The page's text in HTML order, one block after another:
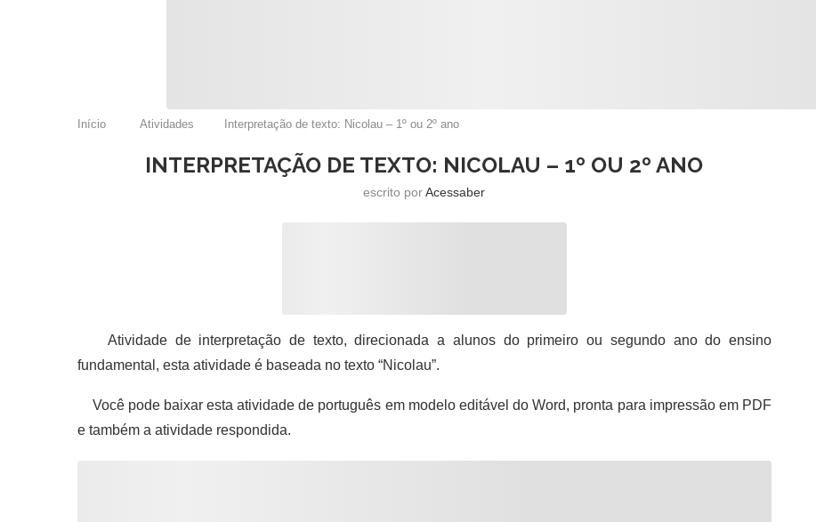
Início Atividades Interpretação de texto: Nicolau – 1º ou 2º ano
INTERPRETAÇÃO DE TEXTO: NICOLAU – 1º OU 2º ANO
escrito porAcessaber
Atividade de interpretação de texto, direcionada a alunos do primeiro ou segundo ano do ensino
fundamental, esta atividade é baseada no texto “Nicolau”.
Você pode baixar esta atividade de português em modelo editável do Word, pronta para impressão em PDF
e também a atividade respondida.